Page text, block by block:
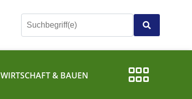
WIRTSCHAFT & BAUEN